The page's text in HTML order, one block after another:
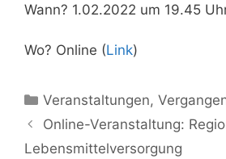
Wann? 1.02.2022 um 19.45
Wo? Online (Link)
Kategorien
Veranstaltungen,
Online-Veranstaltung:
Lebensmittelversorgung